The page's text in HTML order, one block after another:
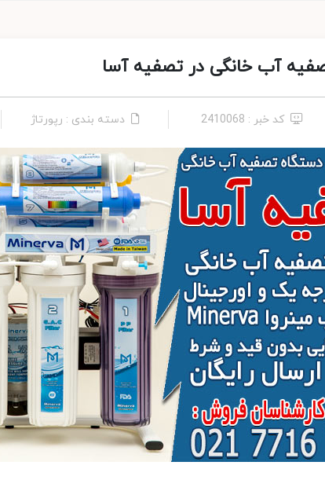
آب خانگی در تصفیه آسا
کد خبر : 2410068 دسته بندی : رپورتاژ